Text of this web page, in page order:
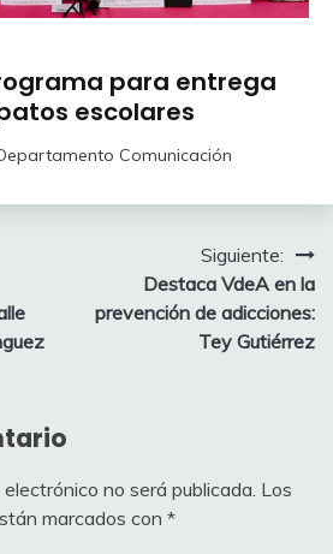
para entrega
escolares
Comunicación
Siguiente:
Destaca VdeA en la
prevención ‎de adicciones:
Tey Gutiérrez
no será publicada. Los
marcados con *